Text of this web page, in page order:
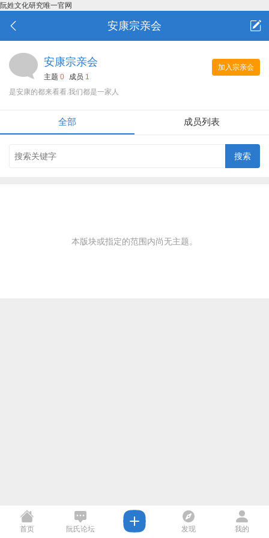
阮姓文化研究唯一官网
安康宗亲会
加入宗亲会
安康宗亲会
主题 0 成员 1
是安康的都来看看.我们都是一家人
全部 成员列表
本版块或指定的范围内尚无主题。
首页 阮氏论坛 发现 我的